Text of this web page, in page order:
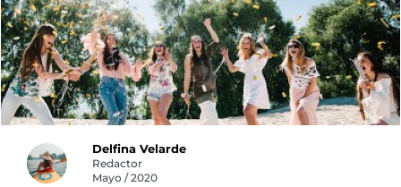
Delfina Velarde
Redactor
Mayo / 2020